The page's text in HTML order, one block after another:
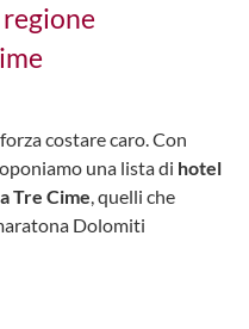
costare caro. Con
una lista di hotel
Tre Cime, quelli che
Dolomiti